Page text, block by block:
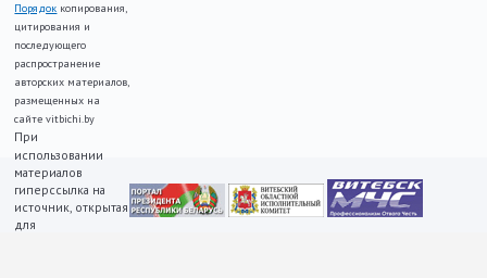
Порядок копирования,
цитирования и
последующего
распространение
авторских материалов,
размещенных на
сайте vitbichi.by
При
использовании
материалов
гиперссылка на
источник, открытая
для